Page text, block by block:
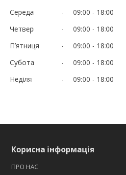
Середа
09:00
18:00
Четвер
09:00
18:00
Пʼятниця
09:00
18:00
Субота
09:00
18:00
Неділя
09:00 18:00
Корисна інформація
ПРО НАС